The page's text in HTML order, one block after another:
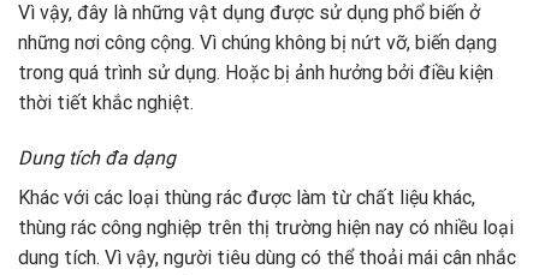
Vì vậy, đây là những vật dụng được sử dụng phổ biến ở
những nơi công cộng. Vì chúng không bị nứt vỡ, biến dạng
trong quá trình sử dụng. Hoặc bị ảnh hưởng bởi điều kiện
thời tiết khắc nghiệt.
Dung tích đa dạng
Khác với các loại thùng rác được làm từ chất liệu khác,
thùng rác công nghiệp trên thị trường hiện nay có nhiều loại
dung tích. Vì vậy, người tiêu dùng có thể thoải mái cân nhắc